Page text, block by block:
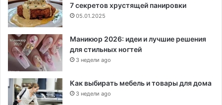
7 секретов хрустящей панировки
05.01.2025
Маникюр 2026: идеи и лучшие решения
для стильных ногтей
3 недели ago
Как выбирать мебель и товары для дома
3 недели ago